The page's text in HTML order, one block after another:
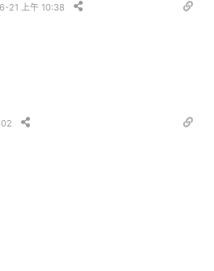
21 上午 10:38